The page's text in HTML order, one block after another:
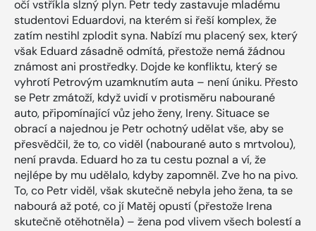
očí vstříkla slzný plyn. Petr tedy zastavuje mladému
studentovi Eduardovi, na kterém si řeší komplex, že
zatím nestihl zplodit syna. Nabízí mu placený sex, který
však Eduard zásadně odmítá, přestože nemá žádnou
známost ani prostředky. Dojde ke konfliktu, který se
vyhrotí Petrovým uzamknutím auta – není úniku. Přesto
se Petr zmátoží, když uvidí v protisměru nabourané
auto, připomínající vůz jeho ženy, Ireny. Situace se
obrací a najednou je Petr ochotný udělat vše, aby se
přesvědčil, že to, co viděl (nabourané auto s mrtvolou),
není pravda. Eduard ho za tu cestu poznal a ví, že
nejlépe by mu udělalo, kdyby zapomněl. Zve ho na pivo.
To, co Petr viděl, však skutečně nebyla jeho žena, ta se
nabourá až poté, co jí Matěj opustí (přestože Irena
skutečně otěhotněla) – žena pod vlivem všech bolestí a